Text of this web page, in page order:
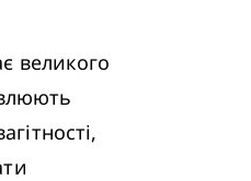
великого